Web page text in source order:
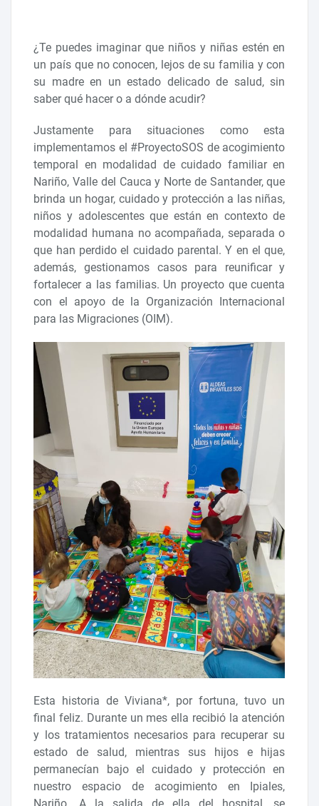
¿Te puedes imaginar que niños y niñas estén en
un país que no conocen, lejos de su familia y con
su madre en un estado delicado de salud, sin
saber qué hacer o a dónde acudir?
Justamente para situaciones como esta
implementamos el #ProyectoSOS de acogimiento
temporal en modalidad de cuidado familiar en
Nariño, Valle del Cauca y Norte de Santander, que
brinda un hogar, cuidado y protección a las niñas,
niños y adolescentes que están en contexto de
modalidad humana no acompañada, separada o
que han perdido el cuidado parental. Y en el que,
además, gestionamos casos para reunificar y
fortalecer a las familias. Un proyecto que cuenta
con el apoyo de la Organización Internacional
para las Migraciones (OIM).
Esta historia de Viviana*, por fortuna, tuvo un
final feliz. Durante un mes ella recibió la atención
y los tratamientos necesarios para recuperar su
estado de salud, mientras sus hijos e hijas
permanecían bajo el cuidado y protección en
nuestro espacio de acogimiento en Ipiales,